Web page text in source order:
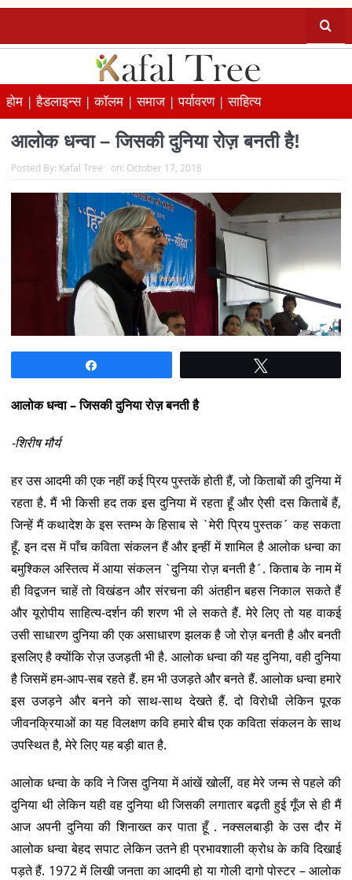
होम |हैडलाइन्स |कॉलम |समाज |पर्यावरण |साहित्य
आलोक धन्वा – जिसकी दुनिया रोज़ बनती है!
Posted By: Kafal Tree on: October 17, 2018
आलोक धन्वा – जिसकी दुनिया रोज़ बनती है
-शिरीष मौर्य
हर उस आदमी की एक नहीं कई प्रिय पुस्तकें होती हैं, जो किताबों की दुनिया में
रहता है. मैं भी किसी हद तक इस दुनिया में रहता हूँ और ऐसी दस किताबें हैं,
जिन्हें मैं कथादेश के इस स्तम्भ के हिसाब से `मेरी प्रिय पुस्तक´ कह सकता
हूँ. इन दस में पाँच कविता संकलन हैं और इन्हीं में शामिल है आलोक धन्वा का
बमुश्किल अस्तित्व में आया संकलन `दुनिया रोज़ बनती है´. किताब के नाम में
ही विद्वजन चाहें तो विखंडन और संरचना की अंतहीन बहस निकाल सकते हैं
और यूरोपीय साहित्य-दर्शन की शरण भी ले सकते हैं. मेरे लिए तो यह वाकई
उसी साधारण दुनिया की एक असाधारण झलक है जो रोज़ बनती है और बनती
इसलिए है क्योंकि रोज़ उजड़ती भी है. आलोक धन्वा की यह दुनिया, वही दुनिया
है जिसमें हम-आप-सब रहते हैं. हम भी उजड़ते और बनते हैं. आलोक धन्वा हमारे
इस उजड़ने और बनने को साथ-साथ देखते हैं. दो विरोधी लेकिन पूरक
जीवनक्रियाओं का यह विलक्षण कवि हमारे बीच एक कविता संकलन के साथ
उपस्थित है, मेरे लिए यह बड़ी बात है.
आलोक धन्वा के कवि ने जिस दुनिया में आंखें खोलीं, वह मेरे जन्म से पहले की
दुनिया थी लेकिन यही वह दुनिया थी जिसकी लगातार बढ़ती हुई गूँज से ही मैं
आज अपनी दुनिया की शिनाख्त कर पाता हूँ . नक्सलबाड़ी के उस दौर में
आलोक धन्वा बेहद सपाट लेकिन उतने ही प्रभावशाली क्रोध के कवि दिखाई
पड़ते हैं. 1972 में लिखी जनता का आदमी हो या गोली दागो पोस्टर – आलोक